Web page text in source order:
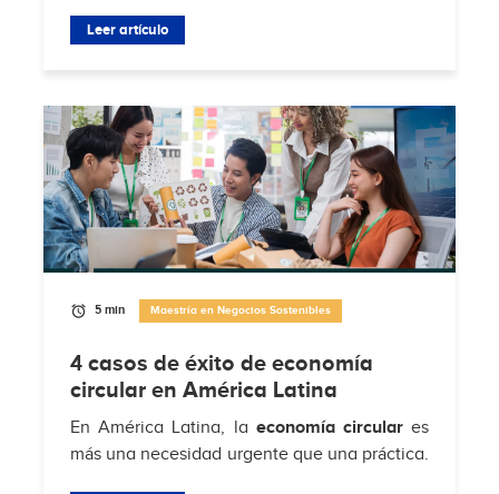
enfrentan desafíos del mercado. Según
Leer artículo
5 min Maestría en Negocios Sostenibles
4 casos de éxito de economía
circular en América Latina
En América Latina, la economía circulares
más una necesidad urgente que una práctica.